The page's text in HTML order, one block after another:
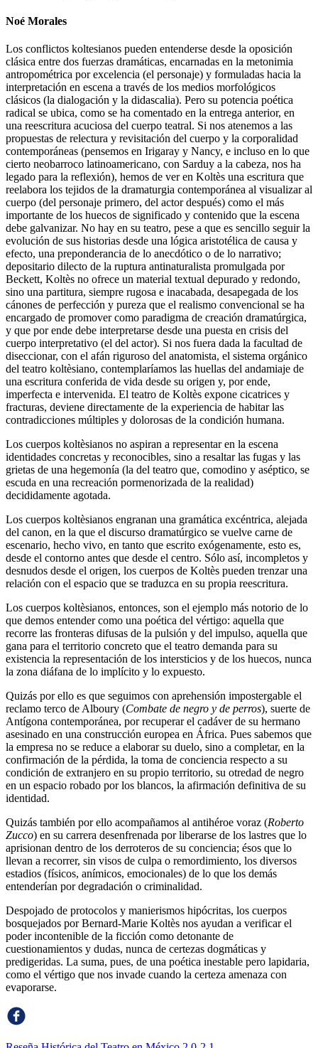
Noé Morales
Los conflictos koltesianos pueden entenderse desde la oposición
clásica entre dos fuerzas dramáticas, encarnadas en la metonimia
antropométrica por excelencia (el personaje) y formuladas hacia la
interpretación en escena a través de los medios morfológicos
clásicos (la dialogación y la didascalia). Pero su potencia poética
radical se ubica, como se ha comentado en la entrega anterior, en
una reescritura acuciosa del cuerpo teatral. Si nos atenemos a las
propuestas de relectura y revisitación del cuerpo y la corporalidad
contemporáneas (pensemos en Irigaray y Nancy, e incluso en lo que
cierto neobarroco latinoamericano, con Sarduy a la cabeza, nos ha
legado para la reflexión), hemos de ver en Koltès una escritura que
reelabora los tejidos de la dramaturgia contemporánea al visualizar al
cuerpo (del personaje primero, del actor después) como el más
importante de los huecos de significado y contenido que la escena
debe galvanizar. No hay en su teatro, pese a que es sencillo seguir la
evolución de sus historias desde una lógica aristotélica de causa y
efecto, una preponderancia de lo anecdótico o de lo narrativo;
depositario dilecto de la ruptura antinaturalista promulgada por
Beckett, Koltès no ofrece un material textual depurado y redondo,
sino una partitura, siempre rugosa e inacabada, desapegada de los
cánones de perfección y pureza que el realismo convencional se ha
encargado de promover como paradigma de creación dramatúrgica,
y que por ende debe interpretarse desde una puesta en crisis del
cuerpo interpretativo (el del actor). Si nos fuera dada la facultad de
diseccionar, con el afán riguroso del anatomista, el sistema orgánico
del teatro koltèsiano, contemplaríamos las huellas del andamiaje de
una escritura conferida de vida desde su origen y, por ende,
imperfecta e intervenida. El teatro de Koltès expone cicatrices y
fracturas, deviene directamente de la experiencia de habitar las
contradicciones múltiples y dolorosas de la condición humana.
Los cuerpos koltèsianos no aspiran a representar en la escena
identidades concretas y reconocibles, sino a resaltar las fugas y las
grietas de una hegemonía (la del teatro que, comodino y aséptico, se
escuda en una recreación pormenorizada de la realidad)
decididamente agotada.
Los cuerpos koltèsianos engranan una gramática excéntrica, alejada
del canon, en la que el discurso dramatúrgico se vuelve carne de
escenario, hecho vivo, en tanto que escrito exógenamente, esto es,
desde el contorno antes que desde el centro. Sólo así, incompletos y
desnudos desde el origen, los cuerpos de Koltès pueden trenzar una
relación con el espacio que se traduzca en su propia reescritura.
Los cuerpos koltèsianos, entonces, son el ejemplo más notorio de lo
que demos entender como una poética del vértigo: aquella que
recorre las fronteras difusas de la pulsión y del impulso, aquella que
gana para el territorio concreto que el teatro demanda para su
existencia la representación de los intersticios y de los huecos, nunca
la zona diáfana de lo implícito y lo expuesto.
Quizás por ello es que seguimos con aprehensión impostergable el
reclamo terco de Alboury (Combate de negro y de perros), suerte de
Antígona contemporánea, por recuperar el cadáver de su hermano
asesinado en una construcción europea en África. Pues sabemos que
la empresa no se reduce a elaborar su duelo, sino a completar, en la
confirmación de la pérdida, la toma de conciencia respecto a su
condición de extranjero en su propio territorio, su otredad de negro
en un espacio robado por los blancos, la afirmación definitiva de su
identidad.
Quizás también por ello acompañamos al antihéroe voraz (Roberto
Zucco) en su carrera desenfrenada por liberarse de los lastres que lo
aprisionan dentro de los derroteros de su conciencia; ésos que lo
llevan a recorrer, sin visos de culpa o remordimiento, los diversos
estadios (físicos, anímicos, emocionales) de lo que los demás
entenderían por degradación o criminalidad.
Despojado de protocolos y manierismos hipócritas, los cuerpos
bosquejados por Bernard-Marie Koltès nos ayudan a verificar el
poder incontenible de la ficción como detonante de
cuestionamientos y dudas, nunca de certezas dogmáticas y
predigeridas. La suma, pues, de una poética inestable pero lapidaria,
como el vértigo que nos invade cuando la certeza amenaza con
evaporarse.